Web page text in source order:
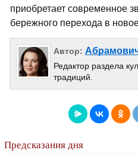
приобретает современное
бережного перехода в
Автор:
Редактор раздела
традиций.
Предсказания дня